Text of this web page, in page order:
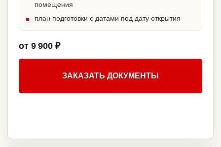
помещения
план подготовки с датами под дату открытия
от 9 900 ₽
ЗАКАЗАТЬ ДОКУМЕНТЫ